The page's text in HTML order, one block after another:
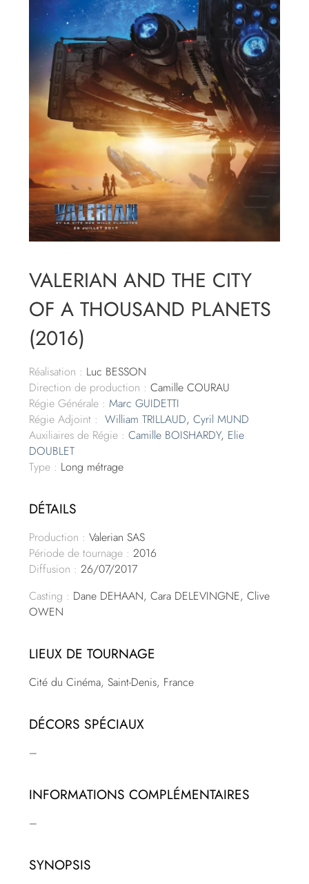
VALERIAN AND THE CITY
OF A THOUSAND PLANETS
(2016)
Réalisation : Luc BESSON
Direction de production : Camille COURAU
Régie Générale : Marc GUIDETTI
Régie Adjoint : William TRILLAUD,Cyril MUND
Auxiliaires de Régie : Camille BOISHARDY, Elie
DOUBLET
Type : Long métrage
DÉTAILS
Production : Valerian SAS
Période de tournage : 2016
Diffusion : 26/07/2017
Casting : Dane DEHAAN, Cara DELEVINGNE, Clive
OWEN
LIEUX DE TOURNAGE
Cité du Cinéma, Saint-Denis, France
DÉCORS SPÉCIAUX
–
INFORMATIONS COMPLÉMENTAIRES
–
SYNOPSIS